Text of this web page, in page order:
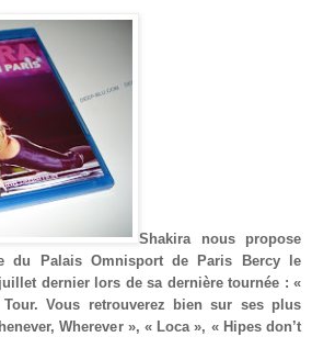
Shakira nous propose
du Palais Omnisport de Paris Bercy le
dernier lors de sa dernière tournée : «
Vous retrouverez bien sur ses plus
Wherever », « Loca », « Hipes don’t